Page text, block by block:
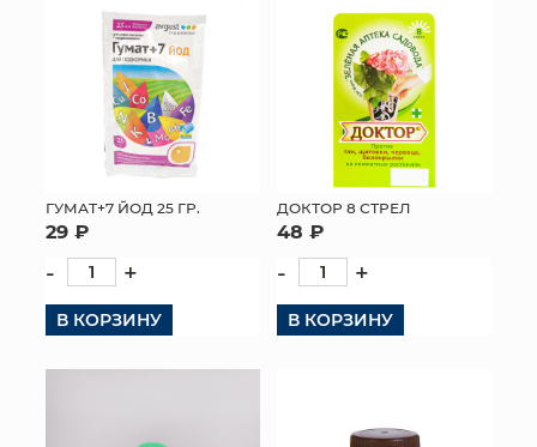
ГУМАТ+7 ЙОД 25 ГР.
29 ₽
- +
В КОРЗИНУ
ДОКТОР 8 СТРЕЛ
48 ₽
- +
В КОРЗИНУ